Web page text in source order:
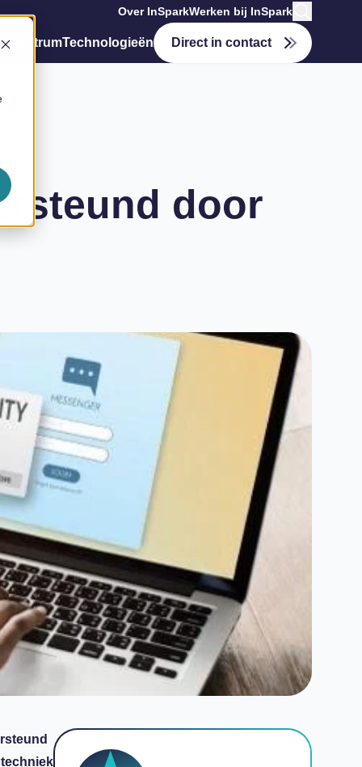
Over InSparkWerken bij InSpark
Technologieën Direct in contact
door